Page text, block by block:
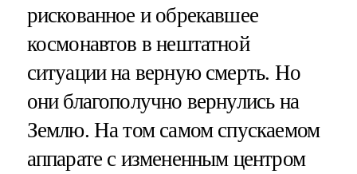
рискованное и обрекавшее
космонавтов в нештатной
ситуации на верную смерть. Но
они благополучно вернулись на
Землю. На том самом спускаемом
аппарате с измененным центром